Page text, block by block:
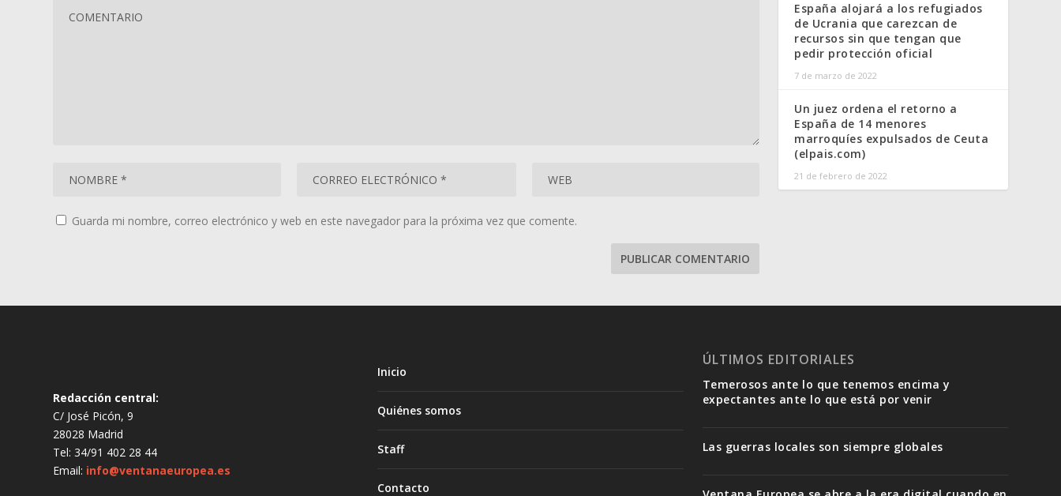
Guarda mi nombre, correo electrónico y web en este navegador para la próxima vez que comente.
España alojará a los refugiados
de Ucrania que carezcan de
recursos sin que tengan que
pedir protección oficial
7 de marzo de 2022
Un juez ordena el retorno a
España de 14 menores
marroquíes expulsados de Ceuta
(elpais.com)
21 de febrero de 2022
Redacción central:
C/ José Picón, 9
28028 Madrid
Tel: 34/91 402 28 44
Email: info@ventanaeuropea.es
Inicio
Quiénes somos
Staff
Contacto
ÚLTIMOS EDITORIALES
Temerosos ante lo que tenemos encima y
expectantes ante lo que está por venir
Las guerras locales son siempre globales